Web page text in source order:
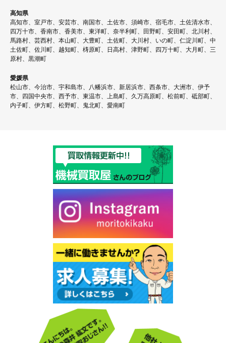
高知県
高知市、室戸市、安芸市、南国市、土佐市、須崎市、宿毛市、土佐清水市、
四万十市、香南市、香美市、東洋町、奈半利町、田野町、安田町、北川村、
馬路村、芸西村、本山町、大豊町、土佐町、大川村、いの町、仁淀川町、中
土佐町、佐川町、越知町、梼原町、日高村、津野町、四万十町、大月町、三
原村、黒潮町
愛媛県
松山市、今治市、宇和島市、八幡浜市、新居浜市、西条市、大洲市、伊予
市、四国中央市、西予市、東温市、上島町、久万高原町、松前町、砥部町、
内子町、伊方町、松野町、鬼北町、愛南町